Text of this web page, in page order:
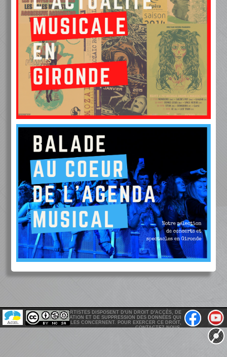
LES ARTISTES DISPOSENT D'UN DROIT D'ACCÈS, DE
MODIFICATION ET DE SUPPRESSION DES DONNÉES QUI
LES CONCERNENT. POUR EXERCER CE DROIT,
CONTACTEZ-NOUS.